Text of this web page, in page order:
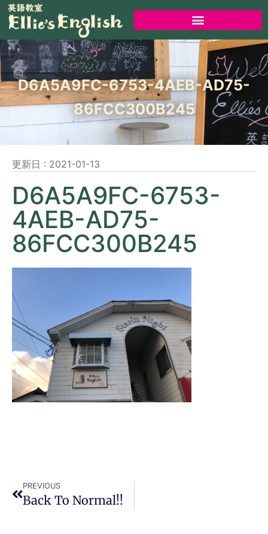
D6A5A9FC-6753-4AEB-AD75-
86FCC300B245
更新日 : 2021-01-13
D6A5A9FC-6753-
4AEB-AD75-
86FCC300B245
PREVIOUS
Back To Normal!!